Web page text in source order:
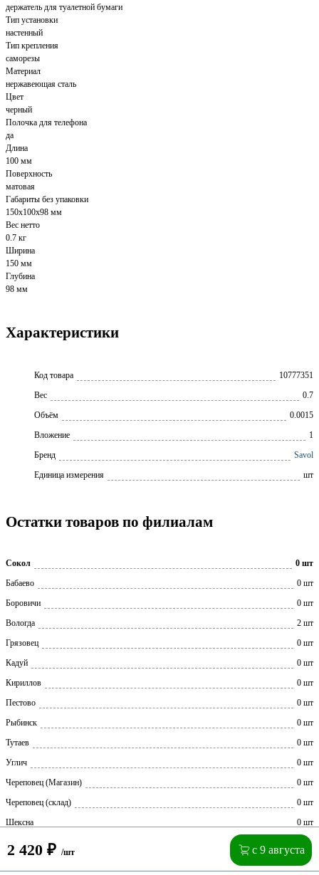
держатель для туалетной бумаги
Тип установки
настенный
Тип крепления
саморезы
Материал
нержавеющая сталь
Цвет
черный
Полочка для телефона
да
Длина
100 мм
Поверхность
матовая
Габариты без упаковки
150x100x98 мм
Вес нетто
0.7 кг
Ширина
150 мм
Глубина
98 мм
Характеристики
Код товара
10777351
Вес
0.7
Объём
0.0015
Вложение
1
Бренд
Savol
Единица измерения
шт
Остатки товаров по филиалам
Сокол
0 шт
Бабаево
0 шт
Боровичи
0 шт
Вологда
2 шт
Грязовец
0 шт
Кадуй
0 шт
Кириллов
0 шт
Пестово
0 шт
Рыбинск
0 шт
Тутаев
0 шт
Углич
0 шт
Череповец (Магазин)
0 шт
Череповец (склад)
0 шт
Шексна
0 шт
2 420 ₽ /шт с 9 августа